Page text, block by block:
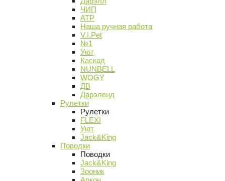
ЧИП
АТР
Наша ручная работа
V.I.Pet
№1
Уют
Каскад
NUNBELL
WOGY
ДВ
Дарэленд
Рулетки
Рулетки
FLEXI
Уют
Jack&King
Поводки
Поводки
Jack&King
Зооник